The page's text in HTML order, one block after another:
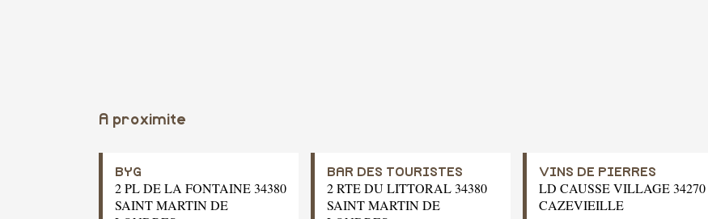
A proximite
BYG
2 PL DE LA FONTAINE 34380
SAINT MARTIN DE
BAR DES TOURISTES
2 RTE DU LITTORAL 34380
SAINT MARTIN DE
VINS DE PIERRES
LD CAUSSE VILLAGE 34270
CAZEVIEILLE